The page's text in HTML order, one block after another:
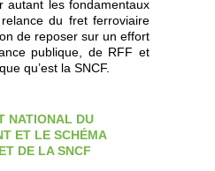
autant les fondamentaux
du fret ferroviaire
de reposer sur un effort
publique, de RFF et
qu’est la SNCF.
NATIONAL DU
ET LE SCHÉMA
DE LA SNCF